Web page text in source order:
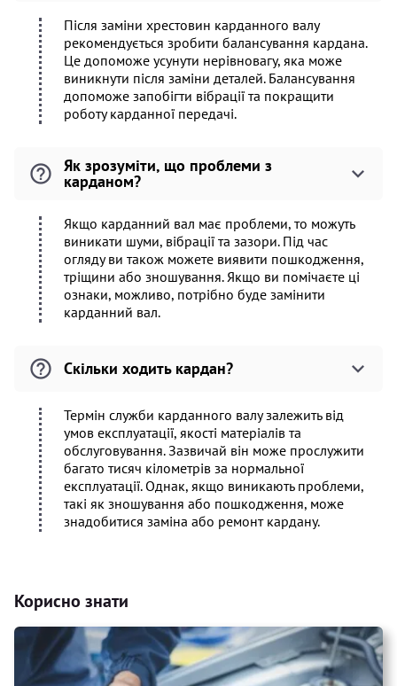
Після заміни хрестовин карданного валу
рекомендується зробити балансування кардана.
Це допоможе усунути нерівновагу, яка може
виникнути після заміни деталей. Балансування
допоможе запобігти вібрації та покращити
роботу карданної передачі.
Як зрозуміти, що проблеми з
карданом?
Якщо карданний вал має проблеми, то можуть
виникати шуми, вібрації та зазори. Під час
огляду ви також можете виявити пошкодження,
тріщини або зношування. Якщо ви помічаєте ці
ознаки, можливо, потрібно буде замінити
карданний вал.
Скільки ходить кардан?
Термін служби карданного валу залежить від
умов експлуатації, якості матеріалів та
обслуговування. Зазвичай він може прослужити
багато тисяч кілометрів за нормальної
експлуатації. Однак, якщо виникають проблеми,
такі як зношування або пошкодження, може
знадобитися заміна або ремонт кардану.
Корисно знати